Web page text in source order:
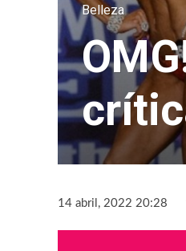
Belleza
14 abril, 2022 20:28